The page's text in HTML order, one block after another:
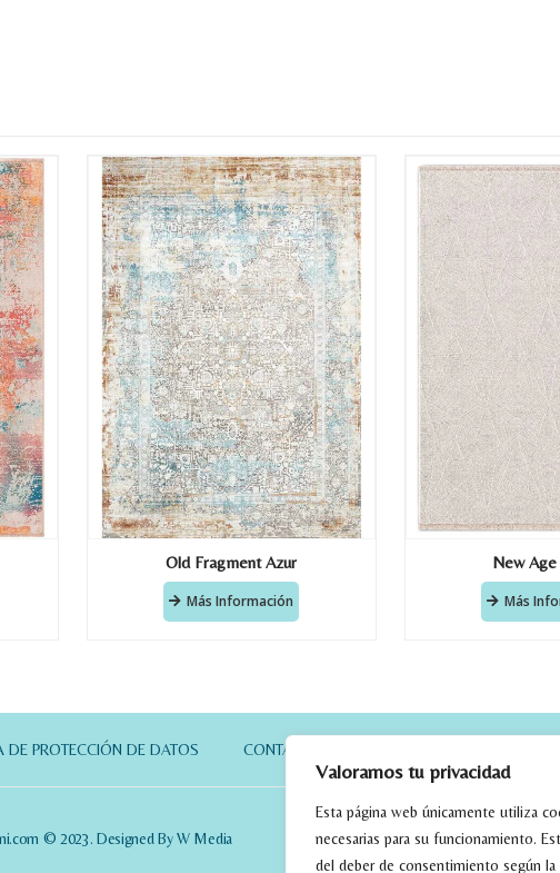
Valoramos tu privacidad
Esta página web únicamente utiliza
necesarias para su funcionamiento.
del deber de consentimiento según la
Old Fragment Azur
Más Información
New Age
Más
DE PROTECCIÓN DE DATOS CONTACTO
© 2023. Designed By W Media
Recibir mi oferta